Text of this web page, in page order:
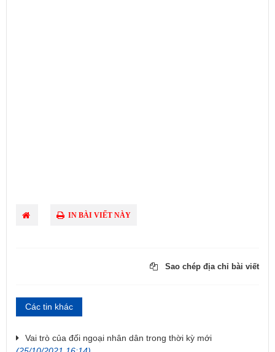
IN BÀI VIẾT NÀY
Sao chép địa chỉ bài viết
Các tin khác
Vai trò của đối ngoại nhân dân trong thời kỳ mới